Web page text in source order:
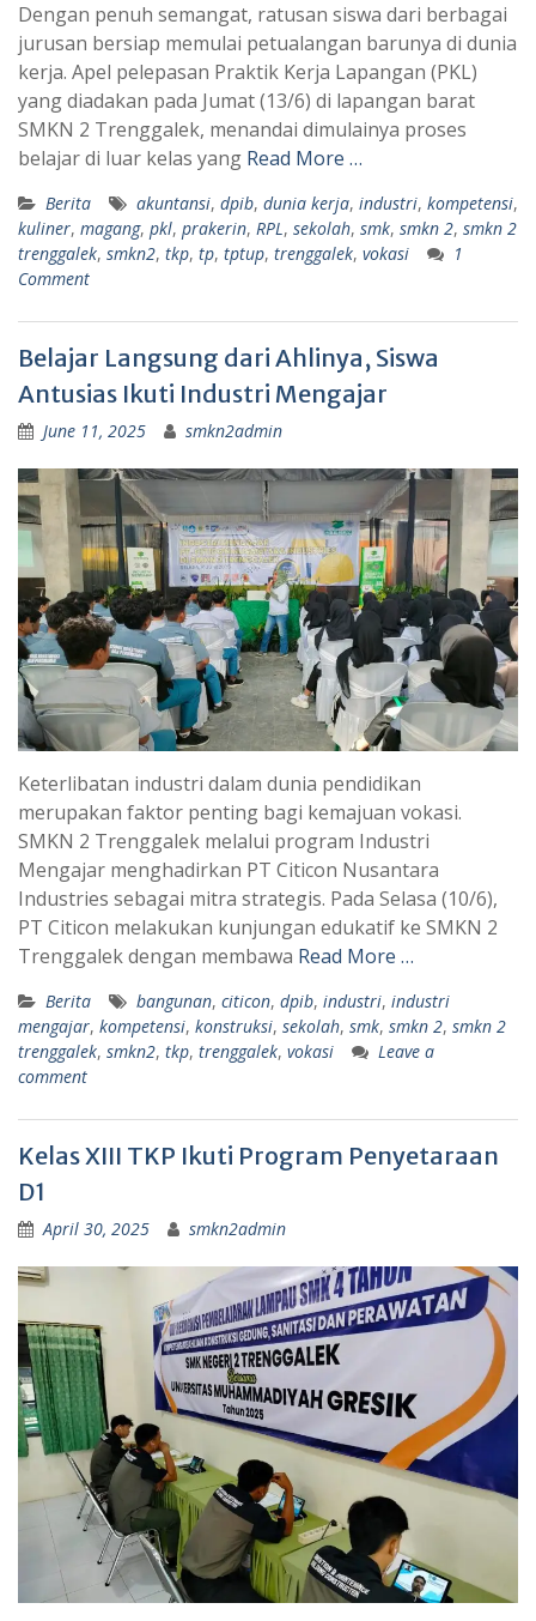
Dengan penuh semangat, ratusan siswa dari berbagai
jurusan bersiap memulai petualangan barunya di dunia
kerja. Apel pelepasan Praktik Kerja Lapangan (PKL)
yang diadakan pada Jumat (13/6) di lapangan barat
SMKN 2 Trenggalek, menandai dimulainya proses
belajar di luar kelas yang Read More …
Berita akuntansi, dpib, dunia kerja, industri, kompetensi,
kuliner, magang, pkl, prakerin, RPL, sekolah, smk, smkn 2, smkn 2
trenggalek, smkn2, tkp, tp, tptup, trenggalek, vokasi
1
Comment
Belajar Langsung dari Ahlinya, Siswa
Antusias Ikuti Industri Mengajar
June 11, 2025 smkn2admin
Keterlibatan industri dalam dunia pendidikan
merupakan faktor penting bagi kemajuan vokasi.
SMKN 2 Trenggalek melalui program Industri
Mengajar menghadirkan PT Citicon Nusantara
Industries sebagai mitra strategis. Pada Selasa (10/6),
PT Citicon melakukan kunjungan edukatif ke SMKN 2
Trenggalek dengan membawa Read More …
Berita bangunan, citicon, dpib, industri, industri
mengajar, kompetensi, konstruksi, sekolah, smk, smkn 2, smkn 2
trenggalek, smkn2, tkp, trenggalek, vokasi
Leave a
comment
Kelas XIII TKP Ikuti Program Penyetaraan
D1
April 30, 2025 smkn2admin